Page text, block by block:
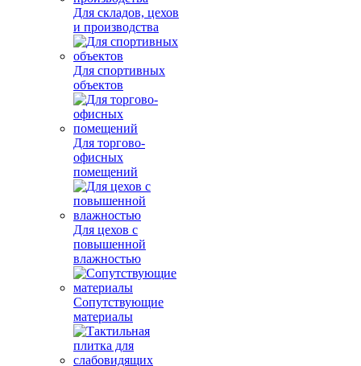
Для складов, цехов
и производства
Для спортивных
объектов
Для торгово-
офисных
помещений
Для цехов с
повышенной
влажностью
Сопутствующие
материалы